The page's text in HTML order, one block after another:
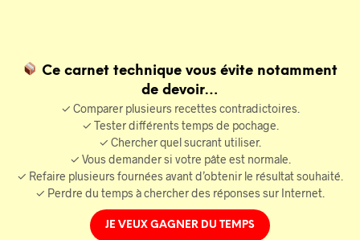
Ce carnet technique vous évite notamment
de devoir…
✓ Comparer plusieurs recettes contradictoires.
✓ Tester différents temps de pochage.
✓ Chercher quel sucrant utiliser.
✓ Vous demander si votre pâte est normale.
✓ Refaire plusieurs fournées avant d’obtenir le résultat souhaité.
✓ Perdre du temps à chercher des réponses sur Internet.
JE VEUX GAGNER DU TEMPS